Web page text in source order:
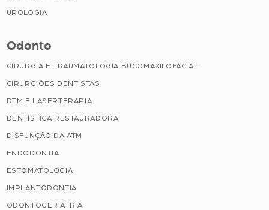
UROLOGIA
Odonto
CIRURGIA E TRAUMATOLOGIA BUCOMAXILOFACIAL
CIRURGIÕES DENTISTAS
DTM E LASERTERAPIA
DENTÍSTICA RESTAURADORA
DISFUNÇÃO DA ATM
ENDODONTIA
ESTOMATOLOGIA
IMPLANTODONTIA
ODONTOGERIATRIA